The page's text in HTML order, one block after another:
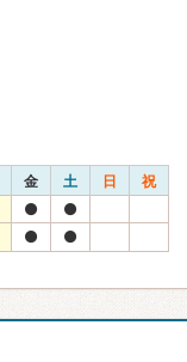
金 土 日 祝